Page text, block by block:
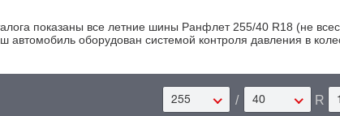
показаны все летние шины Ранфлет 255/40 R18 (не
автомобиль оборудован системой контроля давления в
255 / 40 R